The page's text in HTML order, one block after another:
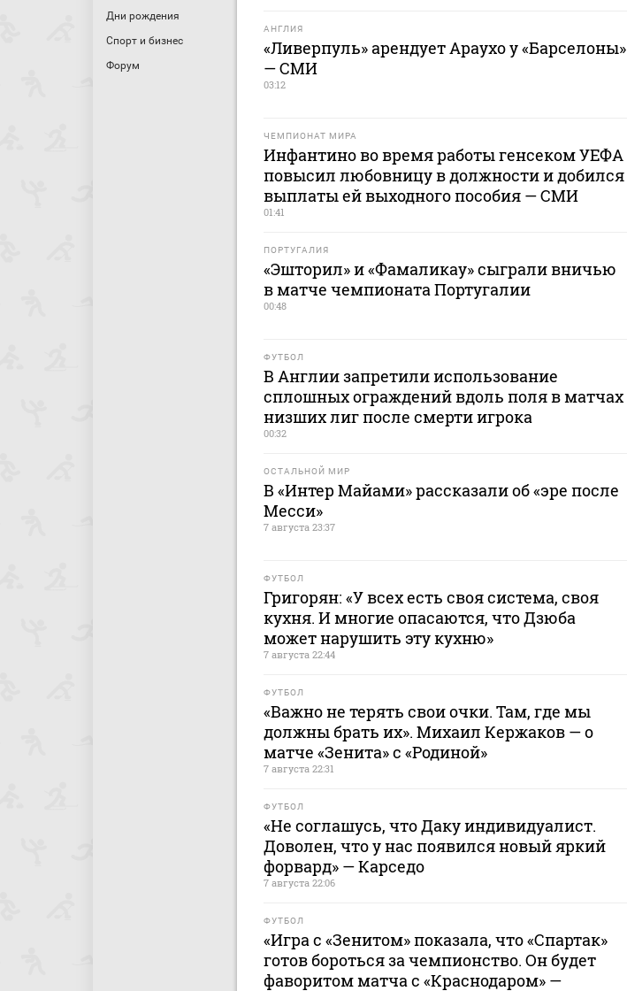
Дни рождения
Спорт и бизнес
Форум
АНГЛИЯ
«Ливерпуль» арендует Араухо у «Барселоны»
— СМИ
03:12
ЧЕМПИОНАТ МИРА
Инфантино во время работы генсеком УЕФА
повысил любовницу в должности и добился
выплаты ей выходного пособия — СМИ
01:41
ПОРТУГАЛИЯ
«Эшторил» и «Фамаликау» сыграли вничью
в матче чемпионата Португалии
00:48
ФУТБОЛ
В Англии запретили использование
сплошных ограждений вдоль поля в матчах
низших лиг после смерти игрока
00:32
ОСТАЛЬНОЙ МИР
В «Интер Майами» рассказали об «эре после
Месси»
7 августа 23:37
ФУТБОЛ
Григорян: «У всех есть своя система, своя
кухня. И многие опасаются, что Дзюба
может нарушить эту кухню»
7 августа 22:44
ФУТБОЛ
«Важно не терять свои очки. Там, где мы
должны брать их». Михаил Кержаков — о
матче «Зенита» с «Родиной»
7 августа 22:31
ФУТБОЛ
«Не соглашусь, что Даку индивидуалист.
Доволен, что у нас появился новый яркий
форвард» — Карседо
7 августа 22:06
ФУТБОЛ
«Игра с «Зенитом» показала, что «Спартак»
готов бороться за чемпионство. Он будет
фаворитом матча с «Краснодаром» —